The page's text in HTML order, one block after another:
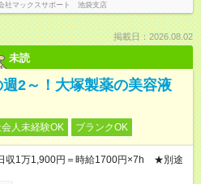
社マックスサポート 池袋支店
掲載日：2026.08.02
未読
週2～！大塚製薬の美容液
人未経験OK ブランクOK
1万1,900円＝時給1700円×7h ★別途